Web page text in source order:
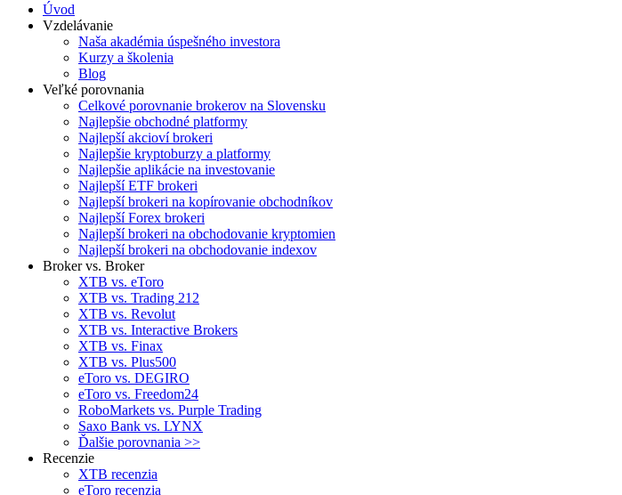
Úvod
Vzdelávanie
Naša akadémia úspešného investora
Kurzy a školenia
Blog
Veľké porovnania
Celkové porovnanie brokerov na Slovensku
Najlepšie obchodné platformy
Najlepší akcioví brokeri
Najlepšie kryptoburzy a platformy
Najlepšie aplikácie na investovanie
Najlepší ETF brokeri
Najlepší brokeri na kopírovanie obchodníkov
Najlepší Forex brokeri
Najlepší brokeri na obchodovanie kryptomien
Najlepší brokeri na obchodovanie indexov
Broker vs. Broker
XTB vs. eToro
XTB vs. Trading 212
XTB vs. Revolut
XTB vs. Interactive Brokers
XTB vs. Finax
XTB vs. Plus500
eToro vs. DEGIRO
eToro vs. Freedom24
RoboMarkets vs. Purple Trading
Saxo Bank vs. LYNX
Ďalšie porovnania >>
Recenzie
XTB recenzia
eToro recenzia